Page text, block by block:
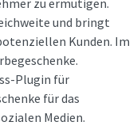
und bringt
Kunden. Im
Plugin für
für das
Medien.